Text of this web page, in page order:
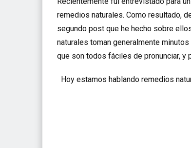
remedios naturales. Como resultado,
segundo post que he hecho sobre
naturales toman generalmente
que son todos fáciles de pronunciar, y
Hoy estamos hablando remedios